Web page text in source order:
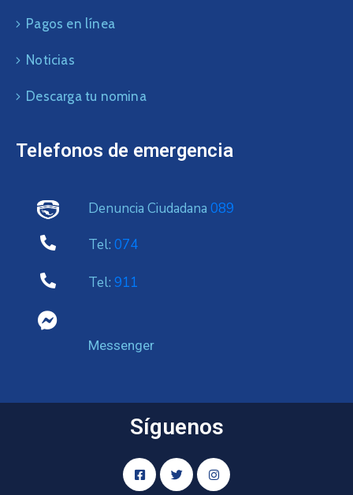
Pagos en línea
Noticias
Descarga tu nomina
Telefonos de emergencia
Denuncia Ciudadana 089
Tel: 074
Tel: 911
Messenger
Síguenos